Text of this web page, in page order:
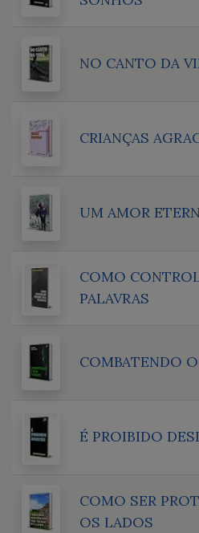
NO CANTO DA
CRIANÇAS
UM AMOR
COMO
PALAVRAS
COMBATENDO
É PROIBIDO
COMO SER
OS LADOS